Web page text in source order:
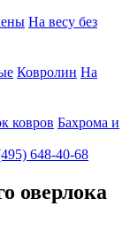
На весу без
Ковролин На
ковров Бахрома и
648-40-68
оверлока